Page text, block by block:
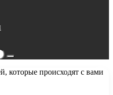
Поиск...
которые происходят с вами